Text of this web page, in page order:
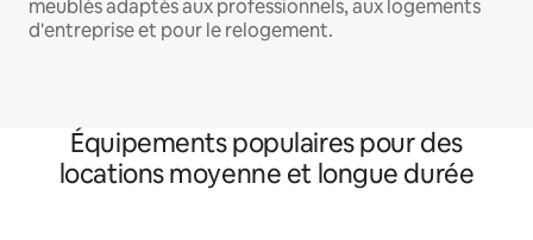
meublés adaptés aux professionnels, aux logements
d'entreprise et pour le relogement.
Équipements populaires pour des
locations moyenne et longue durée